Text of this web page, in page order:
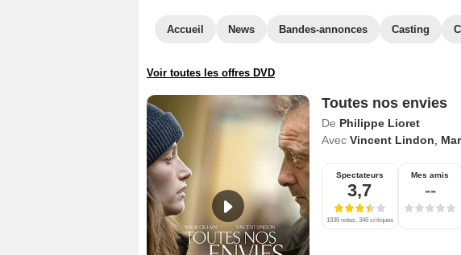
Accueil News Bandes-annonces Casting
Voir toutes les offres DVD
Toutes nos envies
De Philippe Lioret
Avec Vincent Lindon
Spectateurs
3,7
1936 notes, 346 critiques
Mes amis
--